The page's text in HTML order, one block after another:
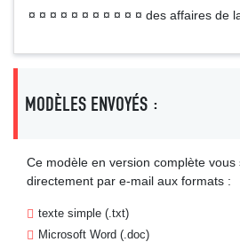
¤ ¤ ¤ ¤ ¤ ¤ ¤ ¤ ¤ ¤ ¤ des affaires de
MODÈLES ENVOYÉS :
Ce modèle en version complète vous
directement par e-mail aux formats :
texte simple (.txt)
Microsoft Word (.doc)